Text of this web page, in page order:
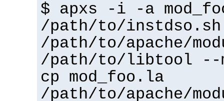
$ apxs -i -a
/path/to/instdso.sh
/path/to/apache/
/path/to/libtool --
cp mod_foo.la
/path/to/apache/